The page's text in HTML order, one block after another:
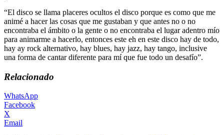
“El disco se llama placeres ocultos el disco porque es como que me
animé a hacer las cosas que me gustaban y que antes no o no
encontraba el ámbito o la gente o no encontraba el lugar adentro mío
para animarme a hacerlo, entonces este eh en este disco hay de todo,
hay ay rock alternativo, hay blues, hay jazz, hay tango, inclusive
una forma de cantar diferente para mí que fue todo un desafío”.
Relacionado
WhatsApp
Facebook
X
Email